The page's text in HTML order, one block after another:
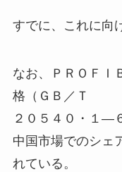
すでに、これに向
なお、ＰＲＯＦＩ
格（ＧＢ／Ｔ
２０５４０・１―
中国市場でのシェ
れている。